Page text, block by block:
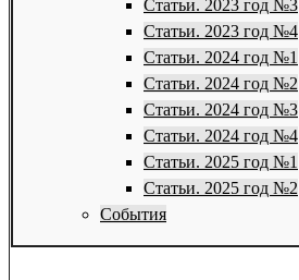
Статьи. 2023 год №3
Статьи. 2023 год №4
Статьи. 2024 год №1
Статьи. 2024 год №2
Статьи. 2024 год №3
Статьи. 2024 год №4
Статьи. 2025 год №1
Статьи. 2025 год №2
События